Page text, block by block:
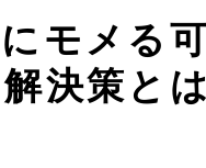
モメる
決策と